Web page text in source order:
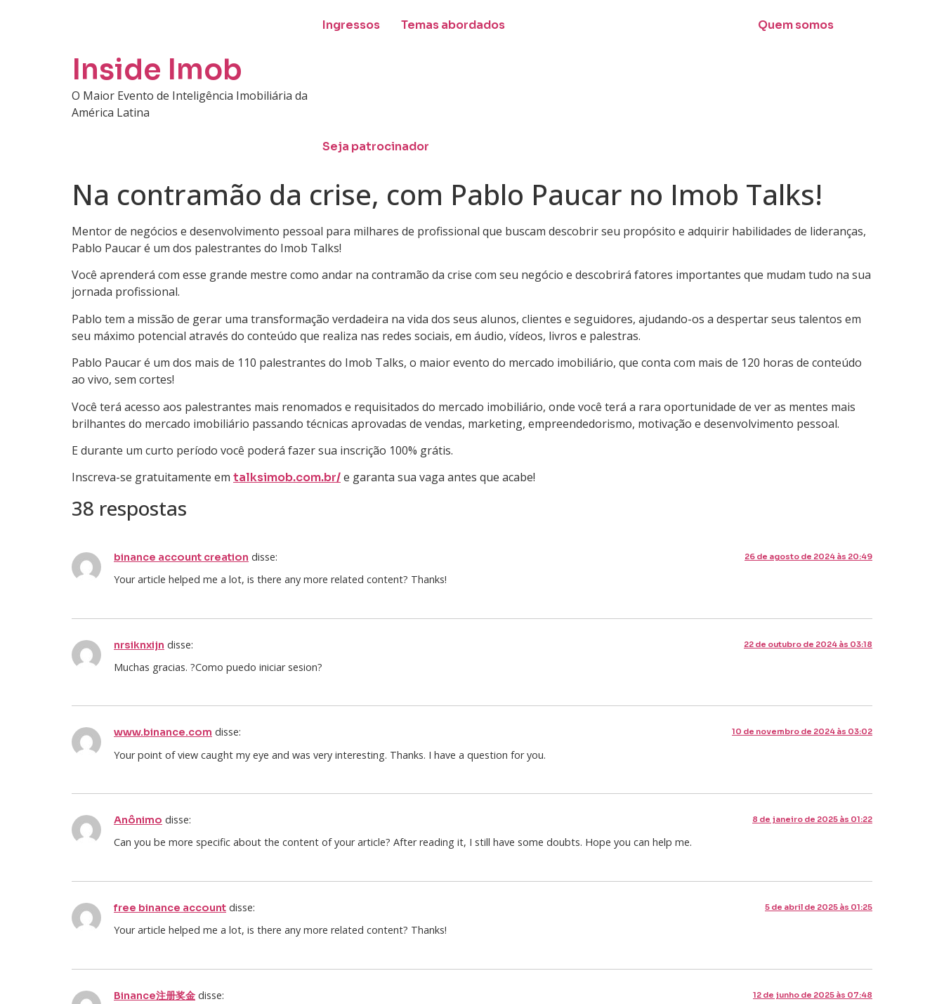
Inside Imob
O Maior Evento de Inteligência Imobiliária da
América Latina
Ingressos Temas abordados Quem somos
Seja patrocinador
Na contramão da crise, com Pablo Paucar no Imob Talks!
Mentor de negócios e desenvolvimento pessoal para milhares de profissional que buscam descobrir seu propósito e adquirir habilidades de lideranças,
Pablo Paucar é um dos palestrantes do Imob Talks!
Você aprenderá com esse grande mestre como andar na contramão da crise com seu negócio e descobrirá fatores importantes que mudam tudo na sua
jornada profissional.
Pablo tem a missão de gerar uma transformação verdadeira na vida dos seus alunos, clientes e seguidores, ajudando-os a despertar seus talentos em
seu máximo potencial através do conteúdo que realiza nas redes sociais, em áudio, vídeos, livros e palestras.
Pablo Paucar é um dos mais de 110 palestrantes do Imob Talks, o maior evento do mercado imobiliário, que conta com mais de 120 horas de conteúdo
ao vivo, sem cortes!
Você terá acesso aos palestrantes mais renomados e requisitados do mercado imobiliário, onde você terá a rara oportunidade de ver as mentes mais
brilhantes do mercado imobiliário passando técnicas aprovadas de vendas, marketing, empreendedorismo, motivação e desenvolvimento pessoal.
E durante um curto período você poderá fazer sua inscrição 100% grátis.
Inscreva-se gratuitamente em talksimob.com.br/e garanta sua vaga antes que acabe!
38 respostas
binance account creation disse: 26 de agosto de 2024 às 20:49
Your article helped me a lot, is there any more related content? Thanks!
nrsiknxijn disse: 22 de outubro de 2024 às 03:18
Muchas gracias. ?Como puedo iniciar sesion?
www.binance.com disse: 10 de novembro de 2024 às 03:02
Your point of view caught my eye and was very interesting. Thanks. I have a question for you.
Anônimo disse: 8 de janeiro de 2025 às 01:22
Can you be more specific about the content of your article? After reading it, I still have some doubts. Hope you can help me.
free binance account disse: 5 de abril de 2025 às 01:25
Your article helped me a lot, is there any more related content? Thanks!
Binance注册奖金 disse: 12 de junho de 2025 às 07:48